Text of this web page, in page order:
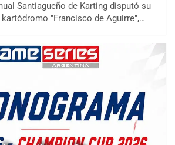
Santiagueño de Karting disputó su
"Francisco de Aguirre",…